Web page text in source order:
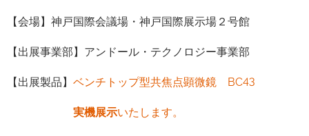
【会場】神戸国際会議場・神戸国際展示場２号館
【出展事業部】アンドール・テクノロジー事業部
【出展製品】 ベンチトップ型共焦点顕微鏡 BC43
実機展示いたします。